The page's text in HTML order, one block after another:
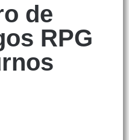
de
RPG